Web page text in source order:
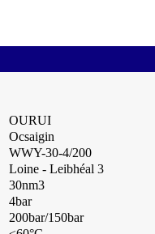
OURUI
Ocsaigin
WWY-30-4/200
Loine - Leibhéal 3
30nm3
4bar
200bar/150bar